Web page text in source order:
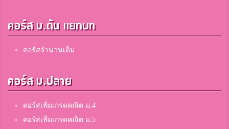
คอร์ส ม.ต้น แยกบท
คอร์สจำนวนเต็ม
คอร์ส ม.ปลาย
คอร์สเพิ่มเกรดคณิต ม.4
คอร์สเพิ่มเกรดคณิต ม.5